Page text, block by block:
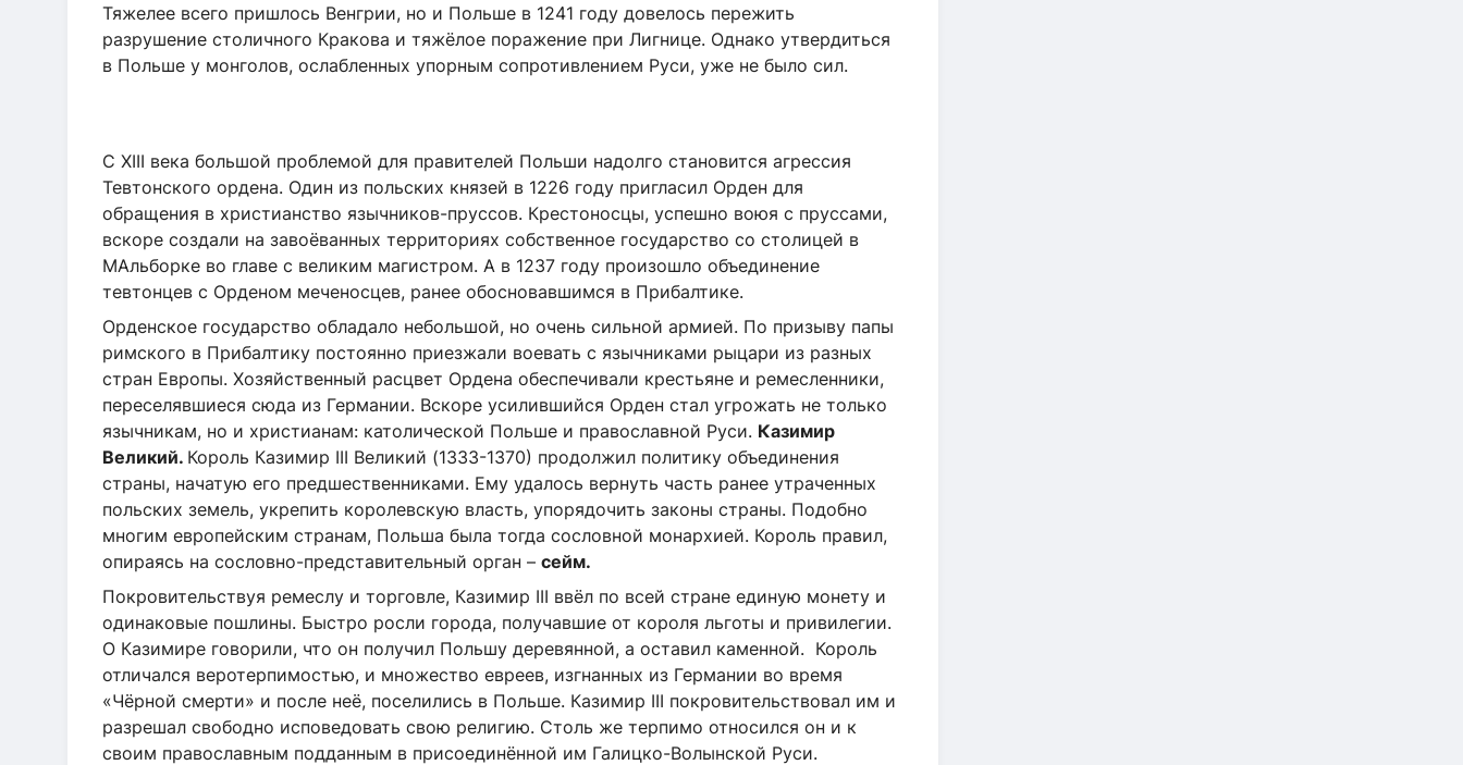
Тяжелее всего пришлось Венгрии, но и Польше в 1241 году довелось пережить
разрушение столичного Кракова и тяжёлое поражение при Лигнице. Однако утвердиться
в Польше у монголов, ослабленных упорным сопротивлением Руси, уже не было сил.
С XIII века большой проблемой для правителей Польши надолго становится агрессия
Тевтонского ордена. Один из польских князей в 1226 году пригласил Орден для
обращения в христианство язычников-пруссов. Крестоносцы, успешно воюя с пруссами,
вскоре создали на завоёванных территориях собственное государство со столицей в
МАльборке во главе с великим магистром. А в 1237 году произошло объединение
тевтонцев с Орденом меченосцев, ранее обосновавшимся в Прибалтике.
Орденское государство обладало небольшой, но очень сильной армией. По призыву папы
римского в Прибалтику постоянно приезжали воевать с язычниками рыцари из разных
стран Европы. Хозяйственный расцвет Ордена обеспечивали крестьяне и ремесленники,
переселявшиеся сюда из Германии. Вскоре усилившийся Орден стал угрожать не только
язычникам, но и христианам: католической Польше и православной Руси. Казимир
Великий. Король Казимир III Великий (1333-1370) продолжил политику объединения
страны, начатую его предшественниками. Ему удалось вернуть часть ранее утраченных
польских земель, укрепить королевскую власть, упорядочить законы страны. Подобно
многим европейским странам, Польша была тогда сословной монархией. Король правил,
опираясь на сословно-представительный орган – сейм.
Покровительствуя ремеслу и торговле, Казимир III ввёл по всей стране единую монету и
одинаковые пошлины. Быстро росли города, получавшие от короля льготы и привилегии.
О Казимире говорили, что он получил Польшу деревянной, а оставил каменной. Король
отличался веротерпимостью, и множество евреев, изгнанных из Германии во время
«Чёрной смерти» и после неё, поселились в Польше. Казимир III покровительствовал им и
разрешал свободно исповедовать свою религию. Столь же терпимо относился он и к
своим православным подданным в присоединённой им Галицко-Волынской Руси.